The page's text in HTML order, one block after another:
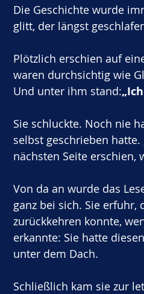
Die Geschichte wurde
glitt, der längst
Plötzlich erschien auf
waren durchsichtig wie
Und unter ihm stand:
Sie schluckte. Noch nie
selbst geschrieben hatte.
nächsten Seite erschien,
Von da an wurde das
ganz bei sich. Sie erfuhr,
zurückkehren konnte,
erkannte: Sie hatte
unter dem Dach.
Schließlich kam sie zur